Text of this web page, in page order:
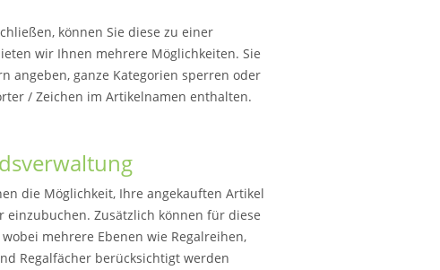
können Sie diese zu einer
wir Ihnen mehrere Möglichkeiten. Sie
angeben, ganze Kategorien sperren oder
/ Zeichen im Artikelnamen enthalten.
die Möglichkeit, Ihre angekauften Artikel
einzubuchen. Zusätzlich können für diese
mehrere Ebenen wie Regalreihen,
Regalfächer berücksichtigt werden